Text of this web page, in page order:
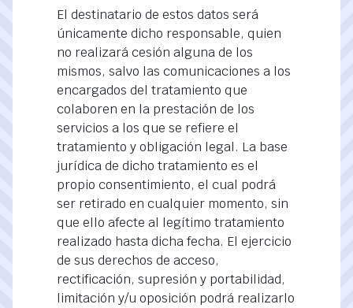
El destinatario de estos datos será
únicamente dicho responsable, quien
no realizará cesión alguna de los
mismos, salvo las comunicaciones a los
encargados del tratamiento que
colaboren en la prestación de los
servicios a los que se refiere el
tratamiento y obligación legal. La base
jurídica de dicho tratamiento es el
propio consentimiento, el cual podrá
ser retirado en cualquier momento, sin
que ello afecte al legítimo tratamiento
realizado hasta dicha fecha. El ejercicio
de sus derechos de acceso,
rectificación, supresión y portabilidad,
limitación y/u oposición podrá realizarlo